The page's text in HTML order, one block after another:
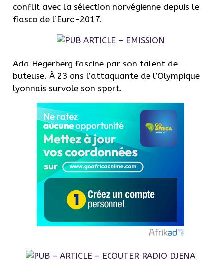
conflit avec la sélection norvégienne depuis le
fiasco de l’Euro-2017.
Ada Hegerberg fascine par son talent de
buteuse. À 23 ans l’attaquante de l’Olympique
lyonnais survole son sport.